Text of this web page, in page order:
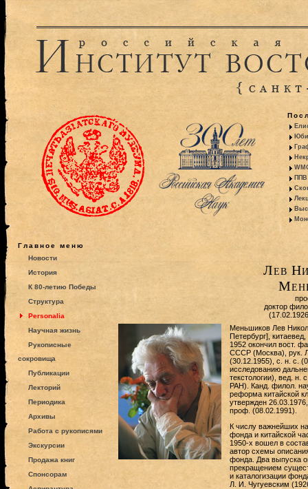
ППВ
Главное меню
Новости
История
К 80-летию Победы
Структура
Personalia
Научная жизнь
Рукописные
сокровища
Публикации
Лекторий
Периодика
Архивы
Работа с рукописями
Экскурсии
Продажа книг
Спонсорам
Лев
доктор
Меньшиков Лев
Петербург],
1952 окончил вост.
СССР (Москва), рук.
(30.12.1955), с. н. с.
исследованию
текстологии), вед.
РАН). Канд. филол.
реформа китайской
утвержден
проф. (08.02.1991).
К числу важнейших
фонда и китайской
1950-х вошел в
автор схемы
фонда. Два выпуска
прекращением
и каталогизации
Л. И. Чугуевским